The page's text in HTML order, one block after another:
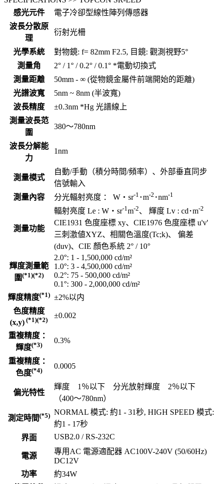
感光元件
電子冷卻型線性陣列傳感器
波長分散原
理
衍射光柵
光學系統
對物鏡: f= 82mm F2.5, 目鏡: 觀測視野5°
測量角
2° / 1° / 0.2° / 0.1° *電動切換式
測量距離
50mm - ∞ (從物鏡金屬件前端開始的距離)
光譜波寬
5nm ~ 8nm (半波寬)
波長精度
±0.3nm *Hg 光譜線上
測量波長范
圍
380～780nm
波長分解能
力
1nm
測量模式
自動/手動（積分時間/頻率）、外部垂直同步
信號輸入
測量內容
分光輻射亮度 ： W・sr-1 ･m-2 ･nm-1
測量功能
輻射亮度 Le : W・sr-1m-2、 輝度 Lv : cd･m-2
CIE1931 色度座標 xy、CIE1976 色度座標 u'v'
三刺激値XYZ、相關色溫度(Tc;k)、 偏差
(duv)、CIE 顏色系統 2° / 10°
輝度測量範
圍(*1)(*2)
2.0°: 1 - 1,500,000 cd/m²
1.0°: 3 - 4,500,000 cd/m²
0.2°: 75 - 500,000 cd/m²
0.1°: 300 - 2,000,000 cd/m²
輝度精度(*1) ±2%以内
色度精度
(x,y) (*1)(*2)
±0.002
重複精度 ：
輝度(*3)
0.3%
重複精度 ：
色度(*4)
0.0005
偏光特性
輝度 1％以下 分光放射輝度 2％以下
（400～780nm）
測定時間(*5) NORMAL 模式: 約1 - 31秒, HIGH SPEED 模式:
約1 - 17秒
界面
USB2.0 / RS-232C
電源
專用AC 電源適配器 AC100V-240V (50/60Hz)
DC12V
功率
約34W